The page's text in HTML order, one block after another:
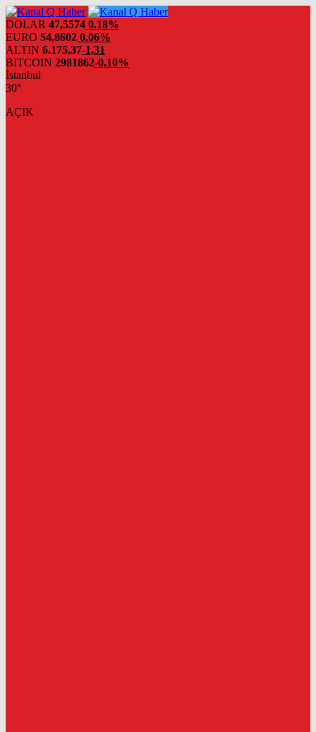
DOLAR 47,5574 0.18%
EURO 54,8602 0.06%
ALTIN 6.175,37-1,31
BITCOIN 2981862-0,10%
İstanbul
30°
AÇIK